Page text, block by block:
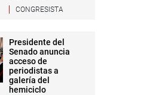
CONGRESISTA
Presidente del
Senado anuncia
acceso de
periodistas a
galería del
hemiciclo